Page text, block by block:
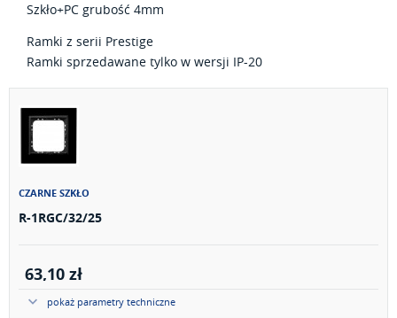
Szkło+PC grubość 4mm
Ramki z serii Prestige
Ramki sprzedawane tylko w wersji IP-20
CZARNE SZKŁO
R-1RGC/32/25
63,10 zł
pokaż parametry techniczne